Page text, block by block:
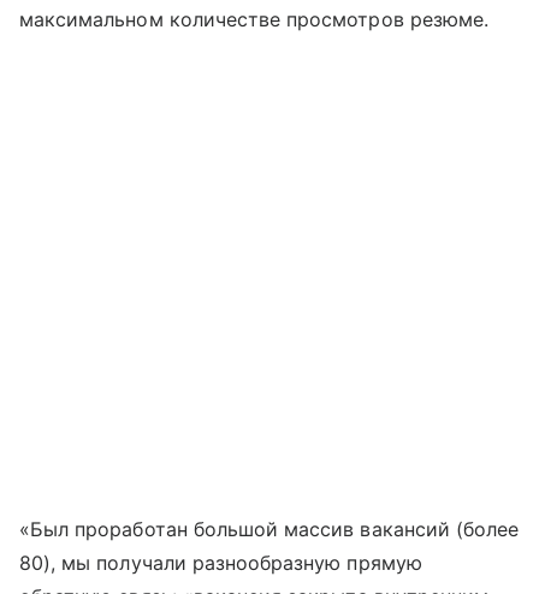
максимальном количестве просмотров резюме.
«Был проработан большой массив вакансий (более
80), мы получали разнообразную прямую